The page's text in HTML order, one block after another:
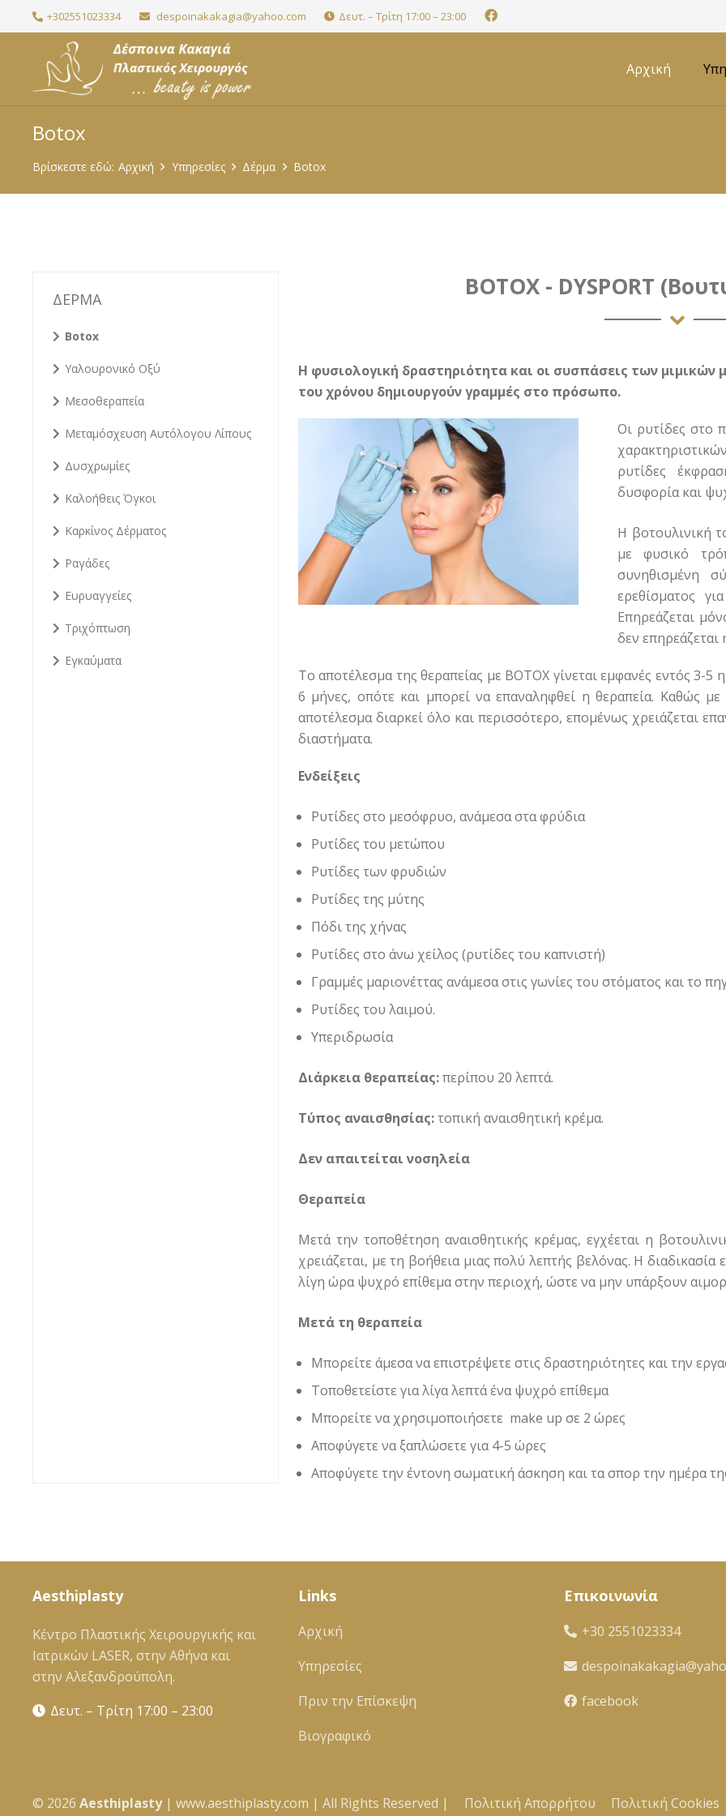
+302551023334 despoinakakagia@yahoo.com Δευτ. – Τρίτη 17:00 – 23:00
Αρχική
Botox
Βρίσκεστε εδώ: Αρχική Υπηρεσίες Δέρμα Botox
ΔΕΡΜΑ
Botox
Υαλουρονικό Οξύ
Μεσοθεραπεία
Μεταμόσχευση Αυτόλογου Λίπους
Δυσχρωμίες
Καλοήθεις Όγκοι
Καρκίνος Δέρματος
Ραγάδες
Ευρυαγγείες
Τριχόπτωση
Εγκαύματα
BOTOX - DYSPORT
Η φυσιολογική δραστηριότητα και οι συσπάσεις των
του χρόνου δημιουργούν γραμμές στο πρόσωπο.
Οι ρυτίδες στο
ρυτίδες
δυσφορία και
Η βοτουλινική
με φυσικό
συνηθισμένη
ερεθίσματος
Επηρεάζεται
δεν επηρεάζεται
Το αποτέλεσμα της θεραπείας με ΒΟΤΟΧ γίνεται εμφανές εντός 3-5
6 μήνες, οπότε και μπορεί να επαναληφθεί η θεραπεία. Καθώς με
αποτέλεσμα διαρκεί όλο και περισσότερο, επομένως χρειάζεται
διαστήματα.
Ενδείξεις
Ρυτίδες στο μεσόφρυο, ανάμεσα στα φρύδια
Ρυτίδες του μετώπου
Ρυτίδες των φρυδιών
Ρυτίδες της μύτης
Πόδι της χήνας
Ρυτίδες στο άνω χείλος (ρυτίδες του καπνιστή)
Γραμμές μαριονέττας ανάμεσα στις γωνίες του στόματος και το
Ρυτίδες του λαιμού.
Υπεριδρωσία
Διάρκεια θεραπείας:περίπου 20 λεπτά.
Τύπος αναισθησίας:τοπική αναισθητική κρέμα.
Δεν απαιτείται νοσηλεία
Θεραπεία
Μετά την τοποθέτηση αναισθητικής κρέμας, εγχέεται η
χρειάζεται, με τη βοήθεια μιας πολύ λεπτής βελόνας. Η διαδικασία
λίγη ώρα ψυχρό επίθεμα στην περιοχή, ώστε να μην υπάρξουν
Μετά τη θεραπεία
Μπορείτε άμεσα να επιστρέψετε στις δραστηριότητες και την
Τοποθετείστε για λίγα λεπτά ένα ψυχρό επίθεμα
Μπορείτε να χρησιμοποιήσετε make up σε 2 ώρες
Αποφύγετε να ξαπλώσετε για 4-5 ώρες
Αποφύγετε την έντονη σωματική άσκηση και τα σπορ την ημέρα
Aesthiplasty
Κέντρο Πλαστικής Χειρουργικής και
Ιατρικών LASER, στην Αθήνα και
στην Αλεξανδρούπολη.
Δευτ. – Τρίτη 17:00 – 23:00
Links
Αρχική
Υπηρεσίες
Πριν την Επίσκεψη
Βιογραφικό
Επικοινωνία
+30 2551023334
facebook
© 2026 Αesthiplasty | www.aesthiplasty.com | All Rights Reserved | Πολιτική Απορρήτου Πολιτική Cookies